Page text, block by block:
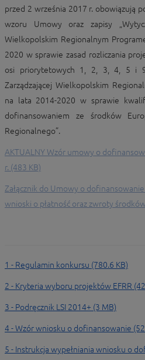
przed 2 września 2017 r. obowiązują
wzoru Umowy oraz zapisy
Wielkopolskim Regionalnym
2020 w sprawie zasad rozliczania
osi priorytetowych 1, 2, 3, 4, 5 i
Zarządzającej Wielkopolskim
na lata 2014-2020 w sprawie
dofinansowaniem ze środków
Regionalnego”.
AKTUALNY Wzór umowy o
r. (483 KB)
Załącznik do Umowy o
wnioski o płatność oraz zwroty
1 - Regulamin konkursu (780.6 KB)
2 - Kryteria wyboru projektów EFRR
3 - Podręcznik LSI 2014+ (3 MB)
4 - Wzór wniosku o dofinansowanie
5 - Instrukcja wypełniania wniosku o